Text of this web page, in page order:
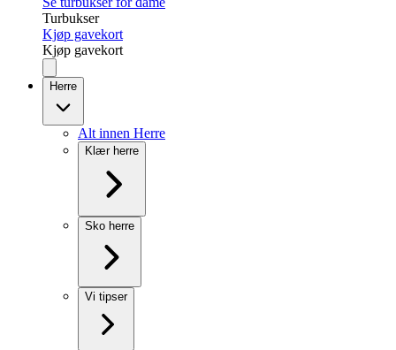
Turbukser
Kjøp gavekort
Kjøp gavekort
Herre
Alt innen Herre
Klær herre
Sko herre
Vi tipser